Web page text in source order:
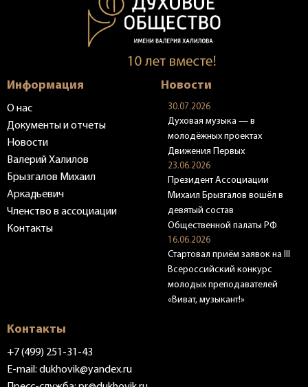
Информация
О нас
Документы и отчеты
Новости
Валерий Халилов
Брызгалов Михаил
Аркадьевич
Членство в ассоциации
Контакты
Новости
30.07.2026
Духовая музыка — в
молодёжных проектах
Движения Первых
23.06.2026
Президент Ассоциации
Михаил Брызгалов вошёл в
девятый состав
Общественной палаты РФ
16.06.2026
Стартовал приём заявок на III
Всероссийский конкурс
молодых преподавателей
«Виват, музыкант!»
Контакты
+7 (499) 251-31-43
E-mail: dukhovik@yandex.ru